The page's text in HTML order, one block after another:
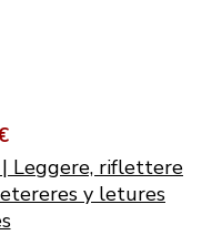
Leggere, riflettere
y letures